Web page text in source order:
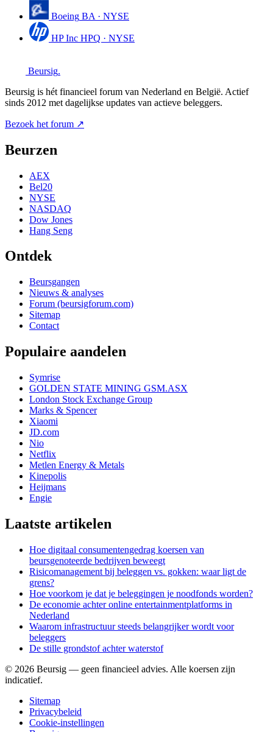
Boeing BA · NYSE
HP Inc HPQ · NYSE
Beursig.
Beursig is hét financieel forum van Nederland en België. Actief
sinds 2012 met dagelijkse updates van actieve beleggers.
Bezoek het forum ↗
Beurzen
AEX
Bel20
NYSE
NASDAQ
Dow Jones
Hang Seng
Ontdek
Beursgangen
Nieuws & analyses
Forum (beursigforum.com)
Sitemap
Contact
Populaire aandelen
Symrise
GOLDEN STATE MINING GSM.ASX
London Stock Exchange Group
Marks & Spencer
Xiaomi
JD.com
Nio
Netflix
Metlen Energy & Metals
Kinepolis
Heijmans
Engie
Laatste artikelen
Hoe digitaal consumentengedrag koersen van
beursgenoteerde bedrijven beweegt
Risicomanagement bij beleggen vs. gokken: waar ligt de
grens?
Hoe voorkom je dat je beleggingen je noodfonds worden?
De economie achter online entertainmentplatforms in
Nederland
Waarom infrastructuur steeds belangrijker wordt voor
beleggers
De stille grondstof achter waterstof
© 2026 Beursig — geen financieel advies. Alle koersen zijn
indicatief.
Sitemap
Privacybeleid
Cookie-instellingen